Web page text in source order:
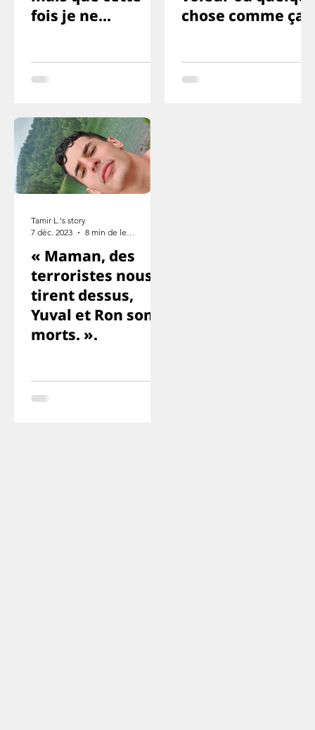
fois je ne
chose comme ça
« Maman, des
terroristes nous
tirent dessus,
Yuval et Ron sont
morts. ».
Tamir L.'s story
7 déc. 2023
8 min de lecture